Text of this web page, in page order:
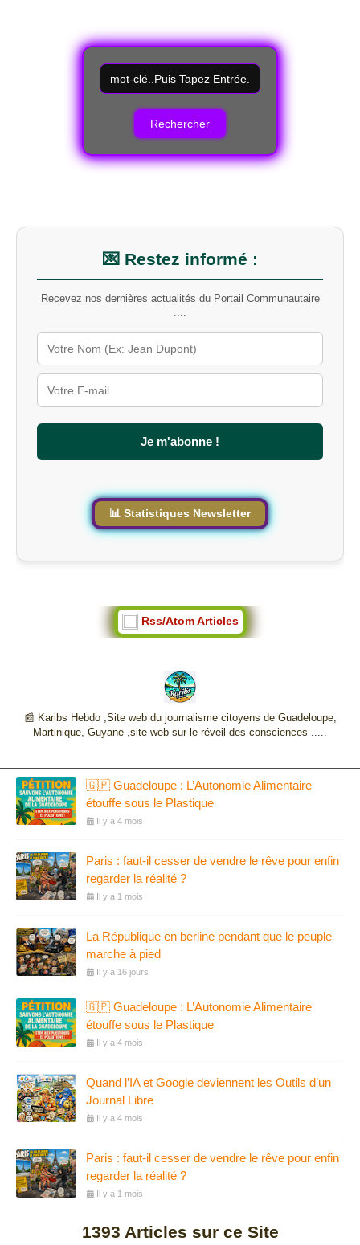
R
e
c
m
o
t
-
l
é
u
r
l
e
💌 Restez informé :
Recevez nos dernières actualités du Portail Communautaire
....
Je m'abonne !
📊 Statistiques Newsletter
Rss/Atom Articles
📰 Karibs Hebdo ,Site web du journalisme citoyens de Guadeloupe,
Martinique, Guyane ,site web sur le réveil des consciences .....
🇬🇵 Guadeloupe : L’Autonomie Alimentaire
étouffe sous le Plastique
Il y a 4 mois
Paris : faut-il cesser de vendre le rêve pour enfin
regarder la réalité ?
Il y a 1 mois
La République en berline pendant que le peuple
marche à pied
Il y a 16 jours
🇬🇵 Guadeloupe : L’Autonomie Alimentaire
étouffe sous le Plastique
Il y a 4 mois
Quand l’IA et Google deviennent les Outils d’un
Journal Libre
Il y a 4 mois
Paris : faut-il cesser de vendre le rêve pour enfin
regarder la réalité ?
Il y a 1 mois
1393 Articles sur ce Site